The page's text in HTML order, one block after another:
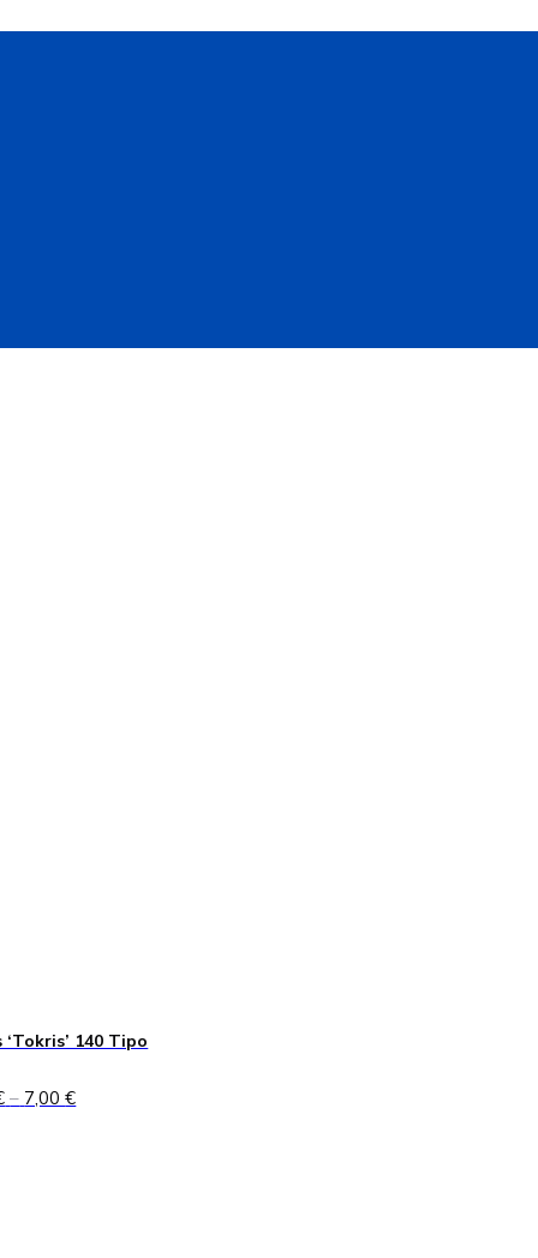
‘Tokris’ 140 Tipo
– 7,00€Price